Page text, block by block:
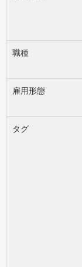
職種
雇用形態
タグ